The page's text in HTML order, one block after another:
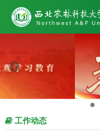
工作动态